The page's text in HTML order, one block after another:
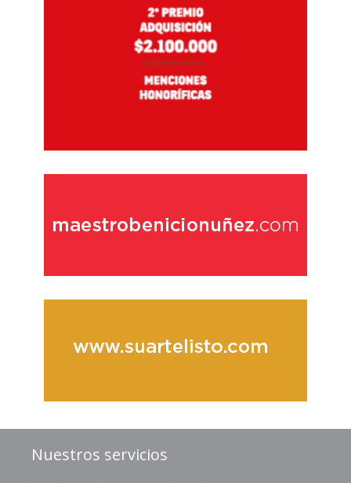
Nuestros servicios